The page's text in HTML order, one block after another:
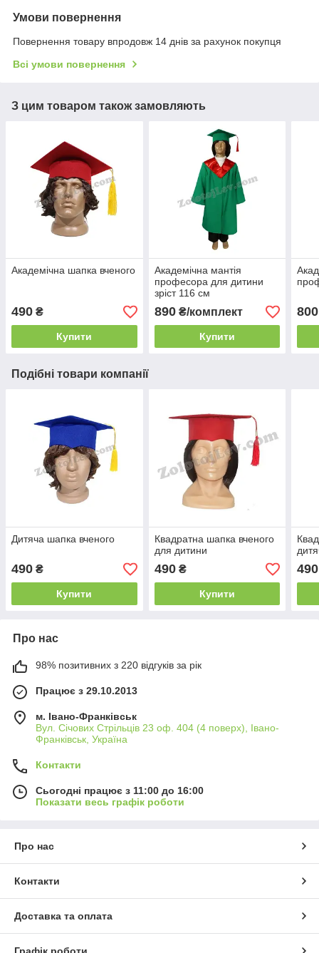
Умови повернення
Повернення товару впродовж 14 днів за рахунок покупця
Всі умови повернення
З цим товаром також замовляють
Академічна шапка вченого
490 ₴
Купити
Академічна мантія
професора для дитини
зріст 116 см
890₴/комплект
Купити
800
Подібні товари компанії
Дитяча шапка вченого
490 ₴
Купити
Квадратна шапка вченого
для дитини
490₴
Купити
490
Про нас
98% позитивних з 220 відгуків за рік
Працює з 29.10.2013
м. Івано-Франківськ
Вул. Січових Стрільців 23 оф. 404 (4 поверх), Івано-
Франківськ, Україна
Контакти
Сьогодні працює з 11:00 до 16:00
Показати весь графік роботи
Про нас
Контакти
Доставка та оплата